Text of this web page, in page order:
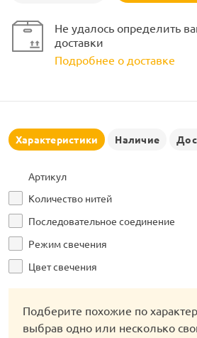
Не удалось определить
доставки
Подробнее о доставке
Характеристики Наличие
Артикул
Количество нитей
Последовательное соединение
Режим свечения
Цвет свечения
Подберите похожие по
выбрав одно или несколько